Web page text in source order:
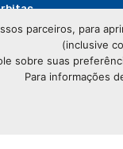
Locação de Espaços
parceiros, para
(inclusive
sobre suas
Para informações